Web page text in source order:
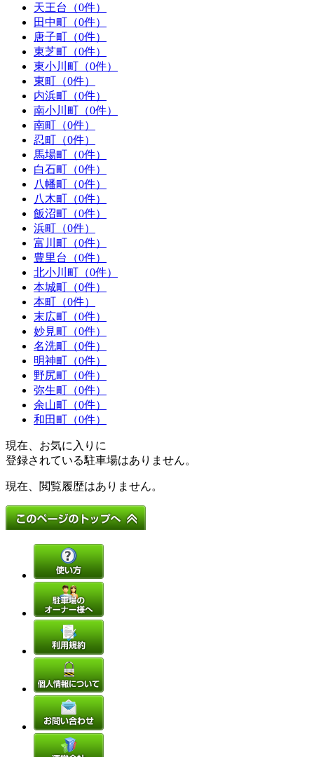
天王台（0件）
田中町（0件）
唐子町（0件）
東芝町（0件）
東小川町（0件）
東町（0件）
内浜町（0件）
南小川町（0件）
南町（0件）
忍町（0件）
馬場町（0件）
白石町（0件）
八幡町（0件）
八木町（0件）
飯沼町（0件）
浜町（0件）
富川町（0件）
豊里台（0件）
北小川町（0件）
本城町（0件）
本町（0件）
末広町（0件）
妙見町（0件）
名洗町（0件）
明神町（0件）
野尻町（0件）
弥生町（0件）
余山町（0件）
和田町（0件）
現在、お気に入りに
登録されている駐車場はありません。
現在、閲覧履歴はありません。